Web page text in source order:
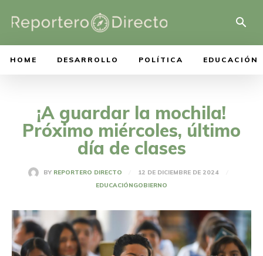
HOME DESARROLLO POLÍTICA EDUCACIÓN
¡A guardar la mochila!
Próximo miércoles, último
día de clases
BY REPORTERO DIRECTO
12 DE DICIEMBRE DE 2024
EDUCACIÓNGOBIERNO